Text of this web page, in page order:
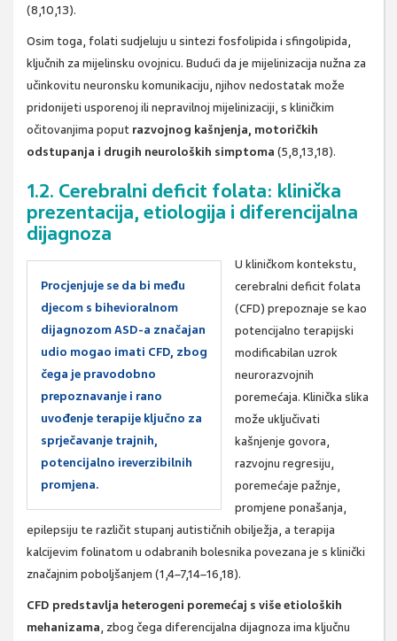
(8,10,13).
Osim toga, folati sudjeluju u sintezi fosfolipida i sfingolipida,
ključnih za mijelinsku ovojnicu. Budući da je mijelinizacija nužna za
učinkovitu neuronsku komunikaciju, njihov nedostatak može
pridonijeti usporenoj ili nepravilnoj mijelinizaciji, s kliničkim
očitovanjima poput razvojnog kašnjenja, motoričkih
odstupanja i drugih neuroloških simptoma (5,8,13,18).
1.2. Cerebralni deficit folata: klinička
prezentacija, etiologija i diferencijalna
dijagnoza
Procjenjuje se da bi među
djecom s bihevioralnom
dijagnozom ASD-a značajan
udio mogao imati CFD, zbog
čega je pravodobno
prepoznavanje i rano
uvođenje terapije ključno za
sprječavanje trajnih,
potencijalno ireverzibilnih
promjena.
U kliničkom kontekstu,
cerebralni deficit folata
(CFD) prepoznaje se kao
potencijalno terapijski
modificabilan uzrok
neurorazvojnih
poremećaja. Klinička slika
može uključivati
kašnjenje govora,
razvojnu regresiju,
poremećaje pažnje,
promjene ponašanja,
epilepsiju te različit stupanj autističnih obilježja, a terapija
kalcijevim folinatom u odabranih bolesnika povezana je s klinički
značajnim poboljšanjem (1,4–7,14–16,18).
CFD predstavlja heterogeni poremećaj s više etioloških
mehanizama, zbog čega diferencijalna dijagnoza ima ključnu